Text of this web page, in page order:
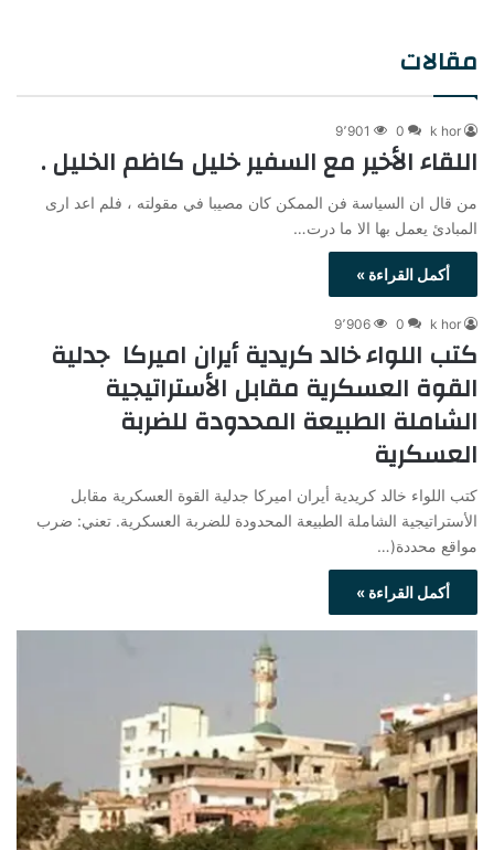
مقالات
k hor
0 9٬901
اللقاء الأخير مع السفير خليل كاظم الخليل .
من قال ان السياسة فن الممكن كان مصيبا في مقولته ، فلم اعد ارى
المبادئ يعمل بها الا ما درت…
أكمل القراءة »
k hor
0 9٬906
كتب اللواء خالد كريدية أيران اميركا جدلية
القوة العسكرية مقابل الأستراتيجية
الشاملة الطبيعة المحدودة للضربة
العسكرية
كتب اللواء خالد كريدية أيران اميركا جدلية القوة العسكرية مقابل
الأستراتيجية الشاملة الطبيعة المحدودة للضربة العسكرية. تعني: ضرب
مواقع محددة(…
أكمل القراءة »